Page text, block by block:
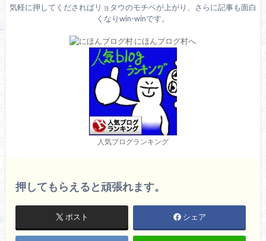
気軽に押してくださればリョタウのモチベが上がり、さらに記事も面白
くなりwin-winです。
人気ブログランキング
押してもらえると頑張れます。
ポスト シェア